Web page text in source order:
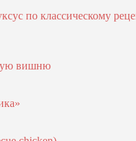
по классическому
вишню